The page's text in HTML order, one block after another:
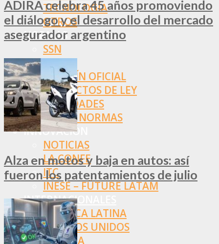
TECNOLOGÍA
OTROS
NORMAS
SSN
SRT
BOLETÍN OFICIAL
PROYECTOS DE LEY
SOCIEDADES
OTRAS NORMAS
INNOVACIÓN
NOTICIAS
LA CONFE
ITC
INESE – FÜTURE LATAM
INTERNACIONALES
AMÉRICA LATINA
ESTADOS UNIDOS
EUROPA
ADIRA celebra 45 años promoviendo
el diálogo y el desarrollo del mercado
asegurador argentino
Alza en motos y baja en autos: así
fueron los patentamientos de julio